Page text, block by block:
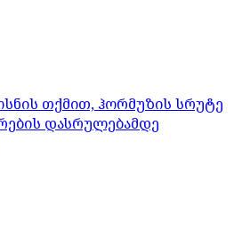
თქმით, ჰორმუზის სრუტე
დასრულებამდე